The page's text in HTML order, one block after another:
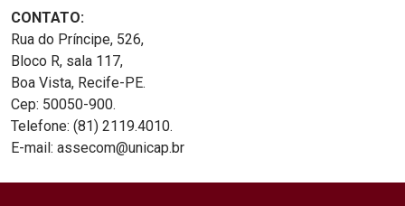
CONTATO:
Rua do Príncipe, 526,
Bloco R, sala 117,
Boa Vista, Recife-PE.
Cep: 50050-900.
Telefone: (81) 2119.4010.
E-mail: assecom@unicap.br